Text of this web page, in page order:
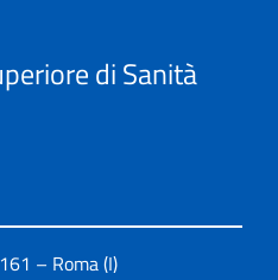
di Sanità
– Roma (I)